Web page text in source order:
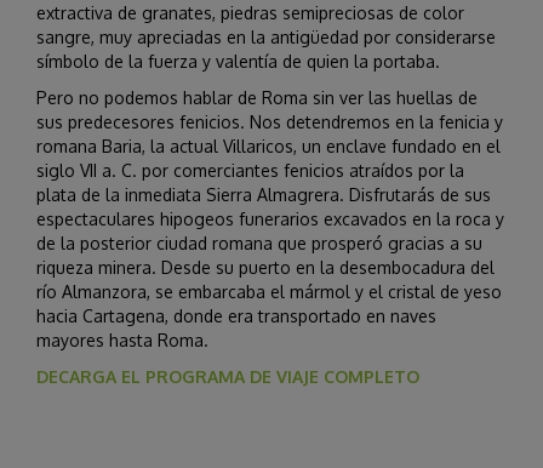
extractiva de granates, piedras semipreciosas de color
sangre, muy apreciadas en la antigüedad por considerarse
símbolo de la fuerza y valentía de quien la portaba.
Pero no podemos hablar de Roma sin ver las huellas de
sus predecesores fenicios. Nos detendremos en la fenicia y
romana Baria, la actual Villaricos, un enclave fundado en el
siglo VII a. C. por comerciantes fenicios atraídos por la
plata de la inmediata Sierra Almagrera. Disfrutarás de sus
espectaculares hipogeos funerarios excavados en la roca y
de la posterior ciudad romana que prosperó gracias a su
riqueza minera. Desde su puerto en la desembocadura del
río Almanzora, se embarcaba el mármol y el cristal de yeso
hacia Cartagena, donde era transportado en naves
mayores hasta Roma.
DECARGA EL PROGRAMA DE VIAJE COMPLETO